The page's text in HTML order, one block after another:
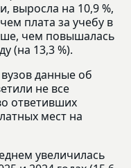
выросла на 10,9 %,
плата за учебу в
чем повышалась
(на 13,3 %).
данные об
не все
ответивших
мест на
увеличилась